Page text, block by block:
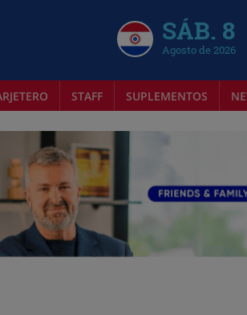
SÁB. 8
Agosto de 2026
STAFF SUPLEMENTOS